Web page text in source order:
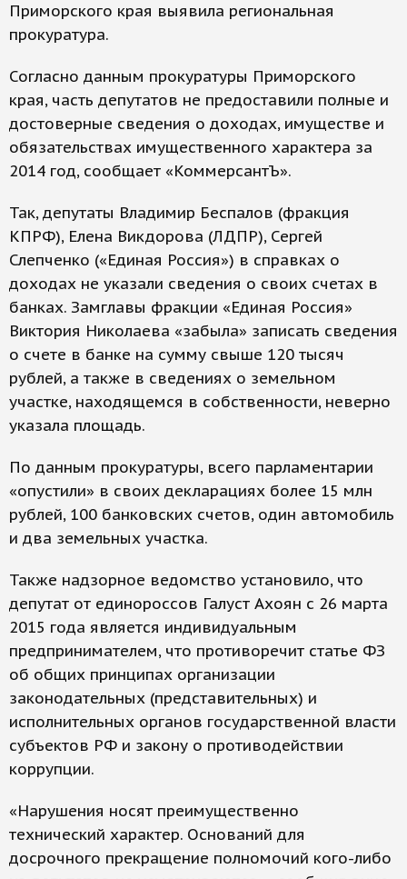
Приморского края выявила региональная
прокуратура.
Согласно данным прокуратуры Приморского
края, часть депутатов не предоставили полные и
достоверные сведения о доходах, имуществе и
обязательствах имущественного характера за
2014 год, сообщает «КоммерсантЪ».
Так, депутаты Владимир Беспалов (фракция
КПРФ), Елена Викдорова (ЛДПР), Сергей
Слепченко («Единая Россия») в справках о
доходах не указали сведения о своих счетах в
банках. Замглавы фракции «Единая Россия»
Виктория Николаева «забыла» записать сведения
о счете в банке на сумму свыше 120 тысяч
рублей, а также в сведениях о земельном
участке, находящемся в собственности, неверно
указала площадь.
По данным прокуратуры, всего парламентарии
«опустили» в своих декларациях более 15 млн
рублей, 100 банковских счетов, один автомобиль
и два земельных участка.
Также надзорное ведомство установило, что
депутат от единороссов Галуст Ахоян с 26 марта
2015 года является индивидуальным
предпринимателем, что противоречит статье ФЗ
об общих принципах организации
законодательных (представительных) и
исполнительных органов государственной власти
субъектов РФ и закону о противодействии
коррупции.
«Нарушения носят преимущественно
технический характер. Оснований для
досрочного прекращение полномочий кого-либо